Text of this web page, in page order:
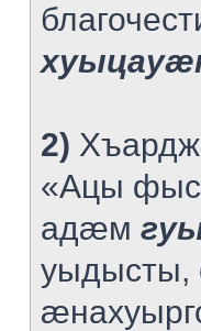
2)
«Ацы
адæм